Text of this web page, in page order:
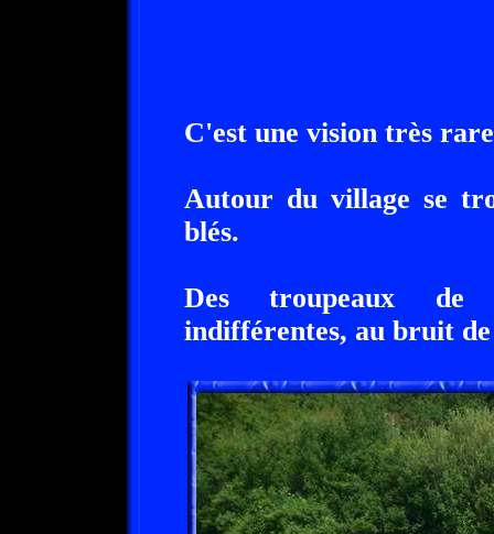
C'est une vision très
Autour du village se
blés.
Des troupeaux de
indifférentes, au bruit